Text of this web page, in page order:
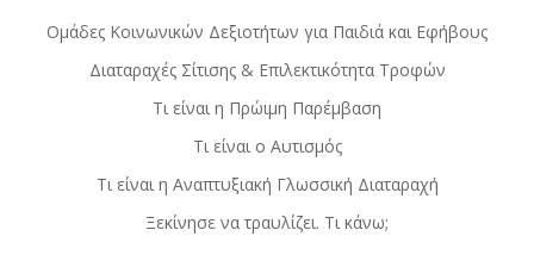
Ομάδες Κοινωνικών Δεξιοτήτων για Παιδιά και Εφήβους
Διαταραχές Σίτισης & Επιλεκτικότητα Τροφών
Τι είναι η Πρώιμη Παρέμβαση
Τι είναι ο Αυτισμός
Τι είναι η Αναπτυξιακή Γλωσσική Διαταραχή
Ξεκίνησε να τραυλίζει. Τι κάνω;